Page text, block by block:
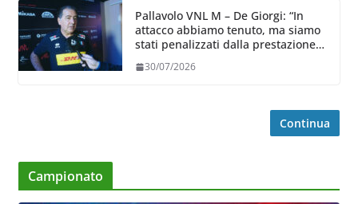
Pallavolo VNL M – De Giorgi: “In
attacco abbiamo tenuto, ma siamo
stati penalizzati dalla prestazione
30/07/2026
Continua
Campionato